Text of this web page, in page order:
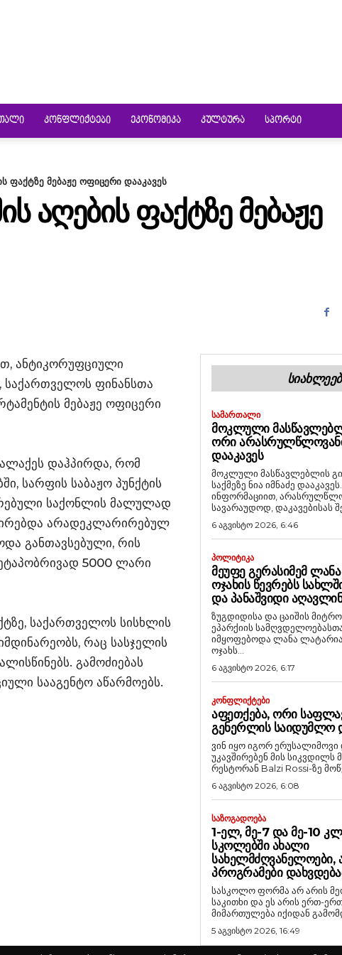
ᲙᲝᲜᲤᲚᲘᲥᲢᲔᲑᲘ ᲔᲙᲝᲜᲝᲛᲘᲙᲐ ᲙᲣᲚᲢᲣᲠᲐ ᲡᲞᲝᲠᲢᲘ
ფაქტზე მებაჟე ოფიცერი დააკავეს
ᲐᲦᲔᲑᲘᲡ ᲤᲐᲥᲢᲖᲔ ᲛᲔᲑᲐᲟᲔ
ანტიკორუფციული
საქართველოს ფინანსთა
მებაჟე ოფიცერი
დაჰპირდა, რომ
სარფის საბაჟო პუნქტის
საქონლის მალულად
არადეკლარირებულ
განთავსებული, რის
5000 ლარი
საქართველოს სისხლის
რაც სასჯელის
გამოძიებას
სააგენტო აწარმოებს.
ᲡᲐᲛᲐᲠᲗᲐᲚᲘ
ᲛᲝᲙᲚᲣᲚᲘ
ᲝᲠᲘ
ᲓᲐᲐᲙᲐᲕᲔᲡ
მოკლული მასწავლებლის
საქმეზე ნია იმნაძე
ინფორმაციით,
სავარაუდოდ, დაკავებისას
6 აგვისტო 2026, 6:46
ᲞᲝᲚᲘᲢᲘᲙᲐ
ᲛᲔᲣᲤᲔ ᲒᲔᲠᲐᲡᲘᲛᲔᲛ
ᲝᲯᲐᲮᲘᲡ ᲬᲔᲕᲠᲔᲑᲡ
ᲓᲐ ᲞᲐᲜᲐᲨᲕᲘᲓᲘ
ზუგდიდისა და ცაიშის
ეპარქიის
იმყოფებოდა ლანა
ოჯახს...
6 აგვისტო 2026, 6:17
ᲙᲝᲜᲤᲚᲘᲥᲢᲔᲑᲘ
ᲐᲤᲔᲗᲥᲔᲑᲐ, ᲝᲠᲘ
ᲒᲔᲜᲔᲠᲚᲘᲡ ᲡᲐᲘᲓᲣᲛᲚᲝ
ვინ იყო იგორ
უკავშირებენ მის სიკვდილს
რესტორან Balzi Rossi-ზე
6 აგვისტო 2026, 6:08
ᲡᲐᲖᲝᲒᲐᲓᲝᲔᲑᲐ
1-ᲔᲚ, ᲛᲔ-7 ᲓᲐ ᲛᲔ-10
ᲡᲙᲝᲚᲔᲑᲨᲘ ᲐᲮᲐᲚᲘ
ᲡᲐᲮᲔᲚᲛᲫᲦᲕᲐᲜᲔᲚᲝᲔᲑᲘ,
ᲞᲠᲝᲒᲠᲐᲛᲔᲑᲘ
სასკოლო ფორმა არ არის
საკითხი და ეს არის ერთ-
მიმართულება იქიდან
5 აგვისტო 2026, 16:49